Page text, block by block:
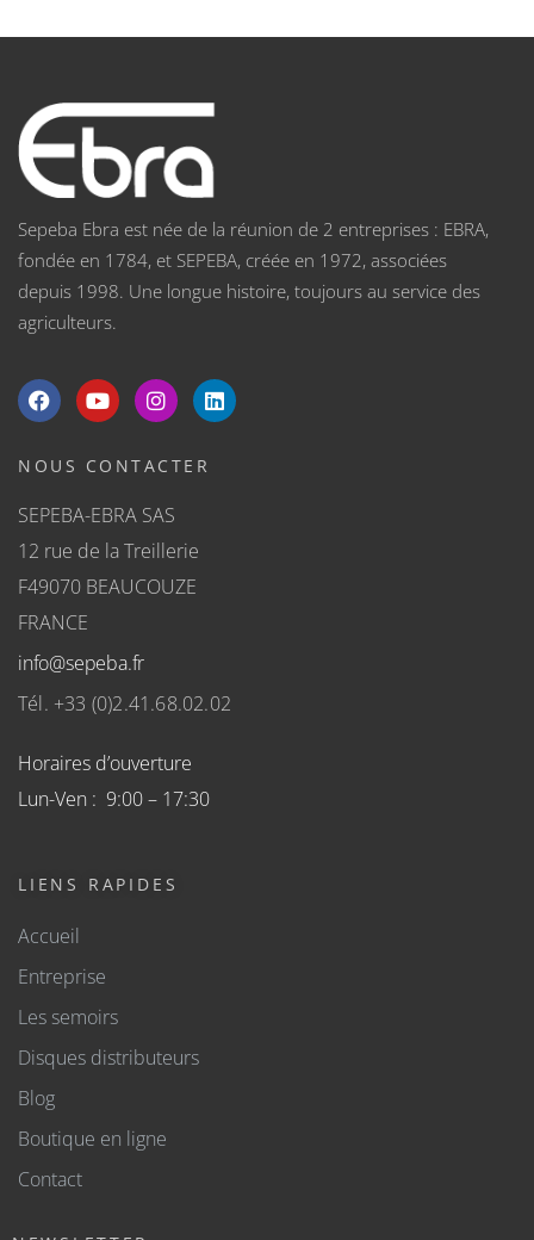
Sepeba Ebra est née de la réunion de 2 entreprises : EBRA,
fondée en 1784, et SEPEBA, créée en 1972, associées
depuis 1998. Une longue histoire, toujours au service des
agriculteurs.
NOUS CONTACTER
SEPEBA-EBRA SAS
12 rue de la Treillerie
F49070 BEAUCOUZE
FRANCE
info@sepeba.fr
Tél. +33 (0)2.41.68.02.02
Horaires d’ouverture
Lun-Ven : 9:00 – 17:30
LIENS RAPIDES
Accueil
Entreprise
Les semoirs
Disques distributeurs
Blog
Boutique en ligne
Contact